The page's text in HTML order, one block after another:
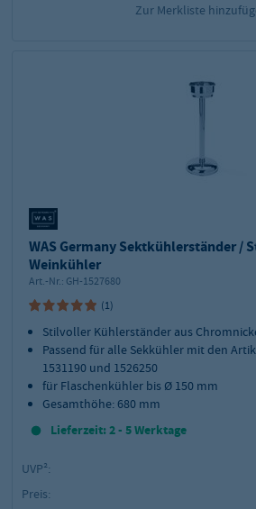
Zur Merkliste
WAS Germany Sektkühlerständer /
Weinkühler
Art.-Nr.: GH-1527680
(1)
Stilvoller Kühlerständer aus
Passend für alle Sekkühler mit den
1531190 und 1526250
für Flaschenkühler bis Ø 150 mm
Gesamthöhe: 680 mm
Lieferzeit: 2 - 5 Werktage
UVP²:
Preis: